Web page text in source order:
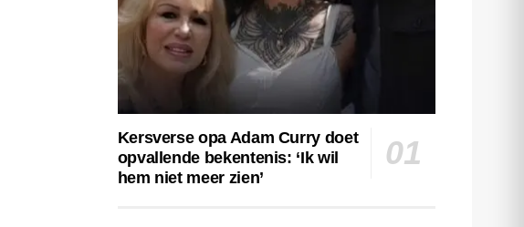
Kersverse opa Adam Curry doet
opvallende bekentenis: ‘Ik wil
hem niet meer zien’